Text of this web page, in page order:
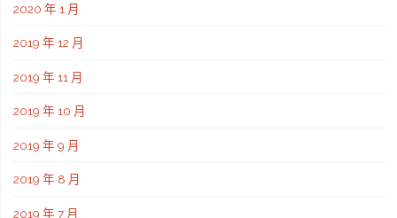
2020 年 1 月
2019 年 12 月
2019 年 11 月
2019 年 10 月
2019 年 9 月
2019 年 8 月
2019 年 7 月